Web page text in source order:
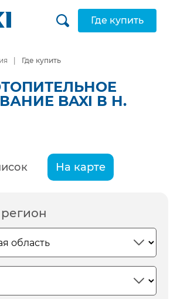
Где купить
Где купить
BAXI В Н.
На карте